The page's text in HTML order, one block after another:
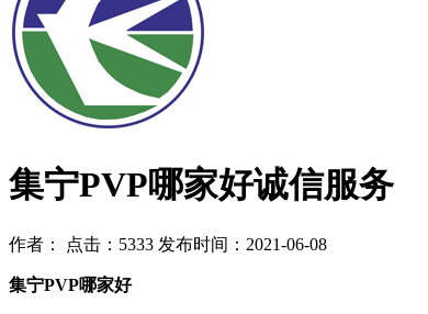
集宁PVP哪家好诚信服务
作者： 点击：5333 发布时间：2021-06-08
集宁PVP哪家好